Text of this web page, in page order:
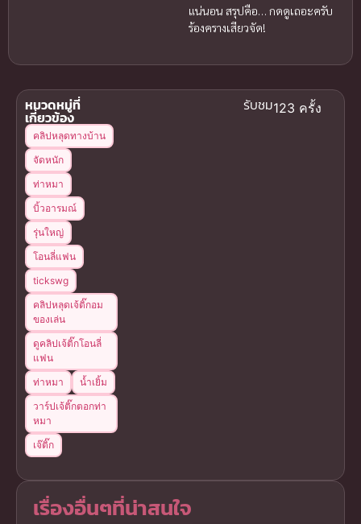
แน่นอน สรุปคือ… กดดูเถอะครับ
ร้องครางเสียวจัด!
รับชม123 ครั้ง
หมวดหมู่ที่
เกี่ยวข้อง
คลิปหลุดทางบ้าน
จัดหนัก
ท่าหมา
บิ้วอารมณ์
รุ่นใหญ่
โอนลี่แฟน
tickswg
คลิปหลุดเจ้ติ๊กอม
ของเล่น
ดูคลิปเจ้ติ๊กโอนลี่
แฟน
ท่าหมา
น้ำเยิ้ม
วาร์ปเจ้ติ๊กตอกท่า
หมา
เจ๊ติ๊ก
เรื่องอื่นๆที่น่าสนใจ